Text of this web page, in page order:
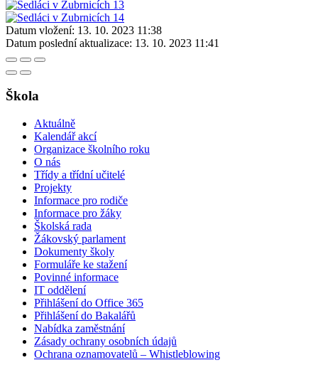
Datum vložení: 13. 10. 2023 11:38
Datum poslední aktualizace: 13. 10. 2023 11:41
Škola
Aktuálně
Kalendář akcí
Organizace školního roku
O nás
Třídy a třídní učitelé
Projekty
Informace pro rodiče
Informace pro žáky
Školská rada
Žákovský parlament
Dokumenty školy
Formuláře ke stažení
Povinné informace
IT oddělení
Přihlášení do Office 365
Přihlášení do Bakalářů
Nabídka zaměstnání
Zásady ochrany osobních údajů
Ochrana oznamovatelů – Whistleblowing